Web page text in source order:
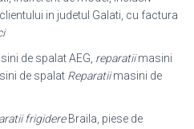
in judetul Galati, cu factura
de spalat AEG, reparatiimasini
de spalat Reparatiimasini de
frigidereBraila, piese de